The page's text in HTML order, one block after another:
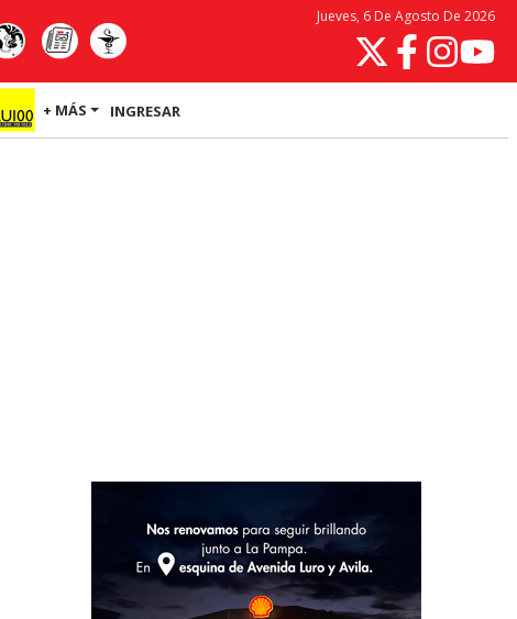
Jueves, 6 De Agosto De 2026
+ MÁS INGRESAR